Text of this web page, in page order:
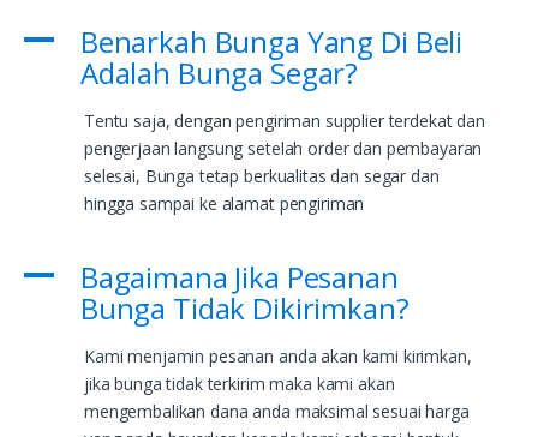
A Benarkah Bunga Yang Di Beli
Adalah Bunga Segar?
Tentu saja, dengan pengiriman supplier terdekat dan
pengerjaan langsung setelah order dan pembayaran
selesai, Bunga tetap berkualitas dan segar dan
hingga sampai ke alamat pengiriman
A Bagaimana Jika Pesanan
Bunga Tidak Dikirimkan?
Kami menjamin pesanan anda akan kami kirimkan,
jika bunga tidak terkirim maka kami akan
mengembalikan dana anda maksimal sesuai harga